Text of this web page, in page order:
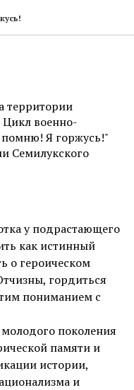
территории
Цикл военно-
Я горжусь!"
Семилукского
у подрастающего
как истинный
о героическом
гордиться
пониманием с
поколения
памяти и
истории,
и